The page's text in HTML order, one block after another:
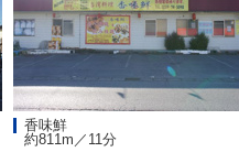
香味鮮
約811m／11分